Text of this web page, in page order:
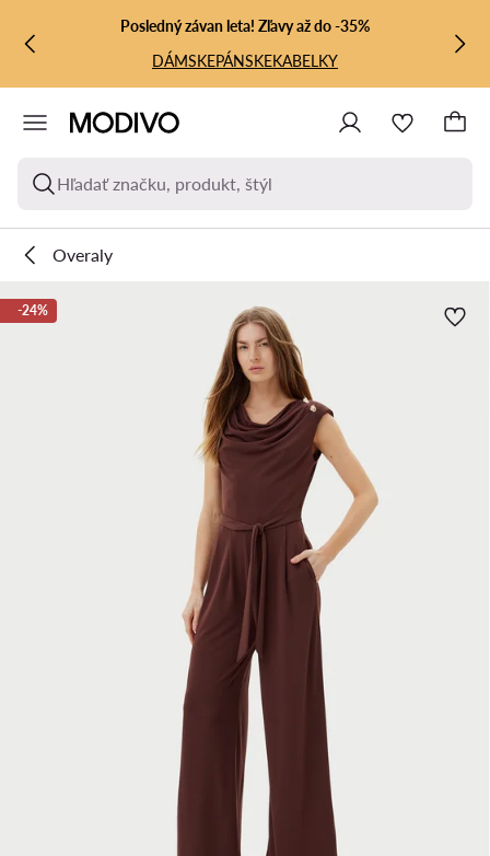
PREJSŤ NA HLAVNÝ OBSAH
PREJSŤ NA VYHĽADÁVANIE
Posledný závan leta! Zľavy až do -35%
DÁMSKEPÁNSKEKABELKY
Hľadať značku, produkt, štýl
Overaly
-24%